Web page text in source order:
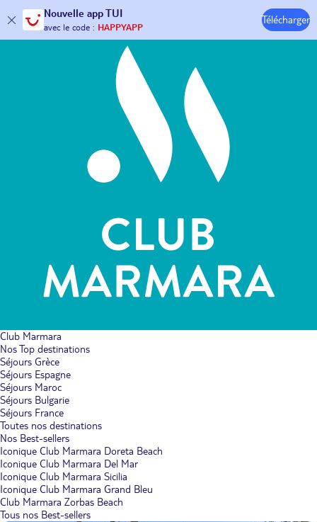
Nouvelle app TUI
30€ offerts*sur votre
avec le code : HAPPYAPP
Télécharger
Hôtels & Clubs
Club Marmara
Nos Top destinations
Séjours Grèce
Séjours Espagne
Séjours Maroc
Séjours Bulgarie
Séjours France
Toutes nos destinations
Nos Best-sellers
Iconique Club Marmara Doreta Beach
Iconique Club Marmara Del Mar
Iconique Club Marmara Sicilia
Iconique Club Marmara Grand Bleu
Club Marmara Zorbas Beach
Tous nos Best-sellers